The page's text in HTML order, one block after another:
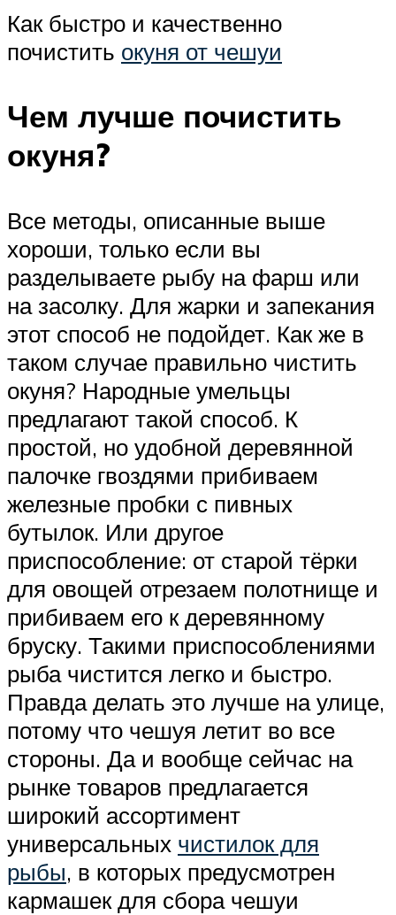
Как быстро и качественно
почистить окуня от чешуи
Чем лучше почистить
окуня?
Все методы, описанные выше
хороши, только если вы
разделываете рыбу на фарш или
на засолку. Для жарки и запекания
этот способ не подойдет. Как же в
таком случае правильно чистить
окуня? Народные умельцы
предлагают такой способ. К
простой, но удобной деревянной
палочке гвоздями прибиваем
железные пробки с пивных
бутылок. Или другое
приспособление: от старой тёрки
для овощей отрезаем полотнище и
прибиваем его к деревянному
бруску. Такими приспособлениями
рыба чистится легко и быстро.
Правда делать это лучше на улице,
потому что чешуя летит во все
стороны. Да и вообще сейчас на
рынке товаров предлагается
широкий ассортимент
универсальных чистилок для
рыбы, в которых предусмотрен
кармашек для сбора чешуи